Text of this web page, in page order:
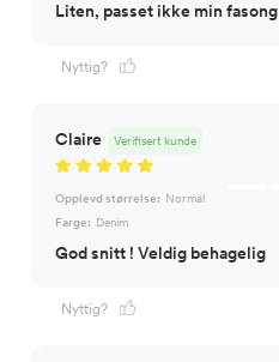
Liten, passet ikke min fasong
Nyttig?
Claire Verifisert kunde
Opplevd størrelse: Normal
Farge: Denim
God snitt ! Veldig behagelig
Nyttig?